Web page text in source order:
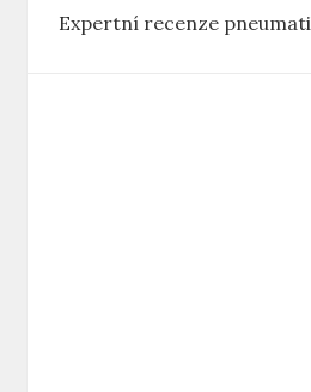
Expertní recenze